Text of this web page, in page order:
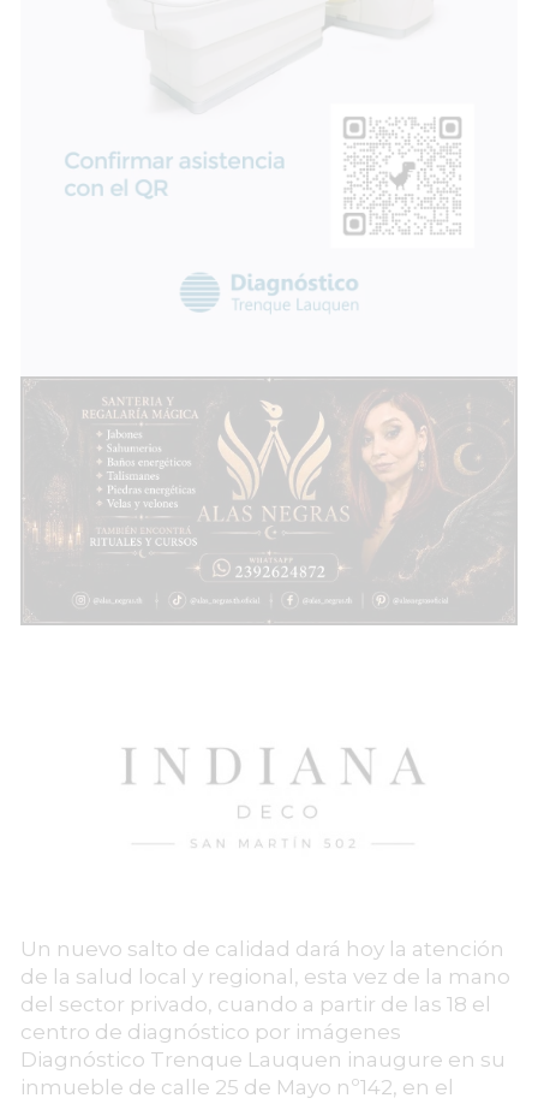
Un nuevo salto de calidad dará hoy la atención
de la salud local y regional, esta vez de la mano
del sector privado, cuando a partir de las 18 el
centro de diagnóstico por imágenes
Diagnóstico Trenque Lauquen inaugure en su
inmueble de calle 25 de Mayo nº142, en el